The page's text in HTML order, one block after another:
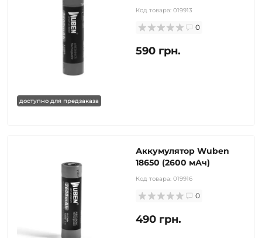
доступно для предзаказа
Код товара: 019913
0
590 грн.
Аккумулятор Wuben
18650 (2600 мАч)
Код товара: 019916
0
490 грн.